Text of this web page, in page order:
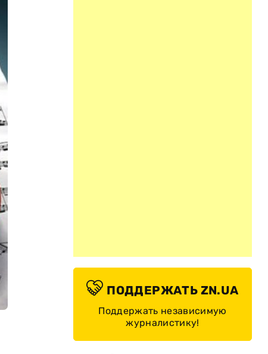
ПОДДЕРЖАТЬ ZN.UA
Поддержать независимую
журналистику!